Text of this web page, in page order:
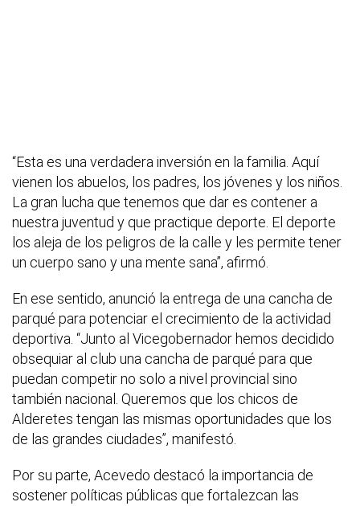
“Esta es una verdadera inversión en la familia. Aquí
vienen los abuelos, los padres, los jóvenes y los niños.
La gran lucha que tenemos que dar es contener a
nuestra juventud y que practique deporte. El deporte
los aleja de los peligros de la calle y les permite tener
un cuerpo sano y una mente sana”, afirmó.
En ese sentido, anunció la entrega de una cancha de
parqué para potenciar el crecimiento de la actividad
deportiva. “Junto al Vicegobernador hemos decidido
obsequiar al club una cancha de parqué para que
puedan competir no solo a nivel provincial sino
también nacional. Queremos que los chicos de
Alderetes tengan las mismas oportunidades que los
de las grandes ciudades”, manifestó.
Por su parte, Acevedo destacó la importancia de
sostener políticas públicas que fortalezcan las